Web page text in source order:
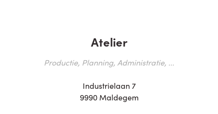
Atelier
Productie, Planning, Administratie, ...
Industrielaan 7
9990 Maldegem